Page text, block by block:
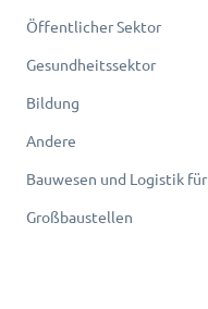
Öffentlicher Sektor
Gesundheitssektor
Bildung
Andere
Bauwesen und Logistik für
Großbaustellen